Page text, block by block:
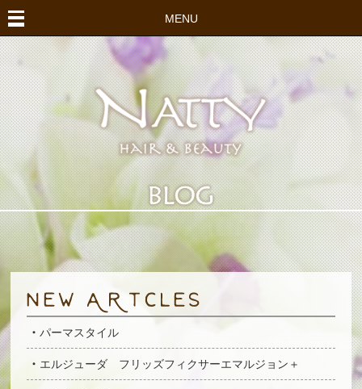
MENU
パーマスタイル
エルジューダ フリッズフィクサーエマルジョン＋